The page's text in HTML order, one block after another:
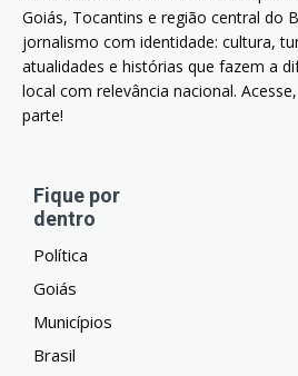
Goiás, Tocantins e região central do
jornalismo com identidade: cultura,
atualidades e histórias que fazem a
local com relevância nacional.
parte!
Fique por
dentro
Política
Goiás
Municípios
Brasil